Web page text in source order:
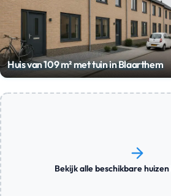
Huis van 109 m² met tuin in Blaarthem
Bekijk alle beschikbare